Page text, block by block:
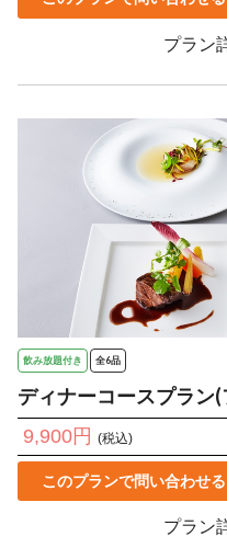
プラン
飲み放題付き 全6品
ディナーコースプラン
9,900円 (税込)
このプランで問い合わせる
プラン